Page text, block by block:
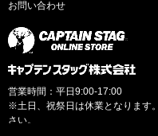
お問い合わせ
営業時間：平日9:00-17:00
※土日、祝祭日は休業となります
さい。